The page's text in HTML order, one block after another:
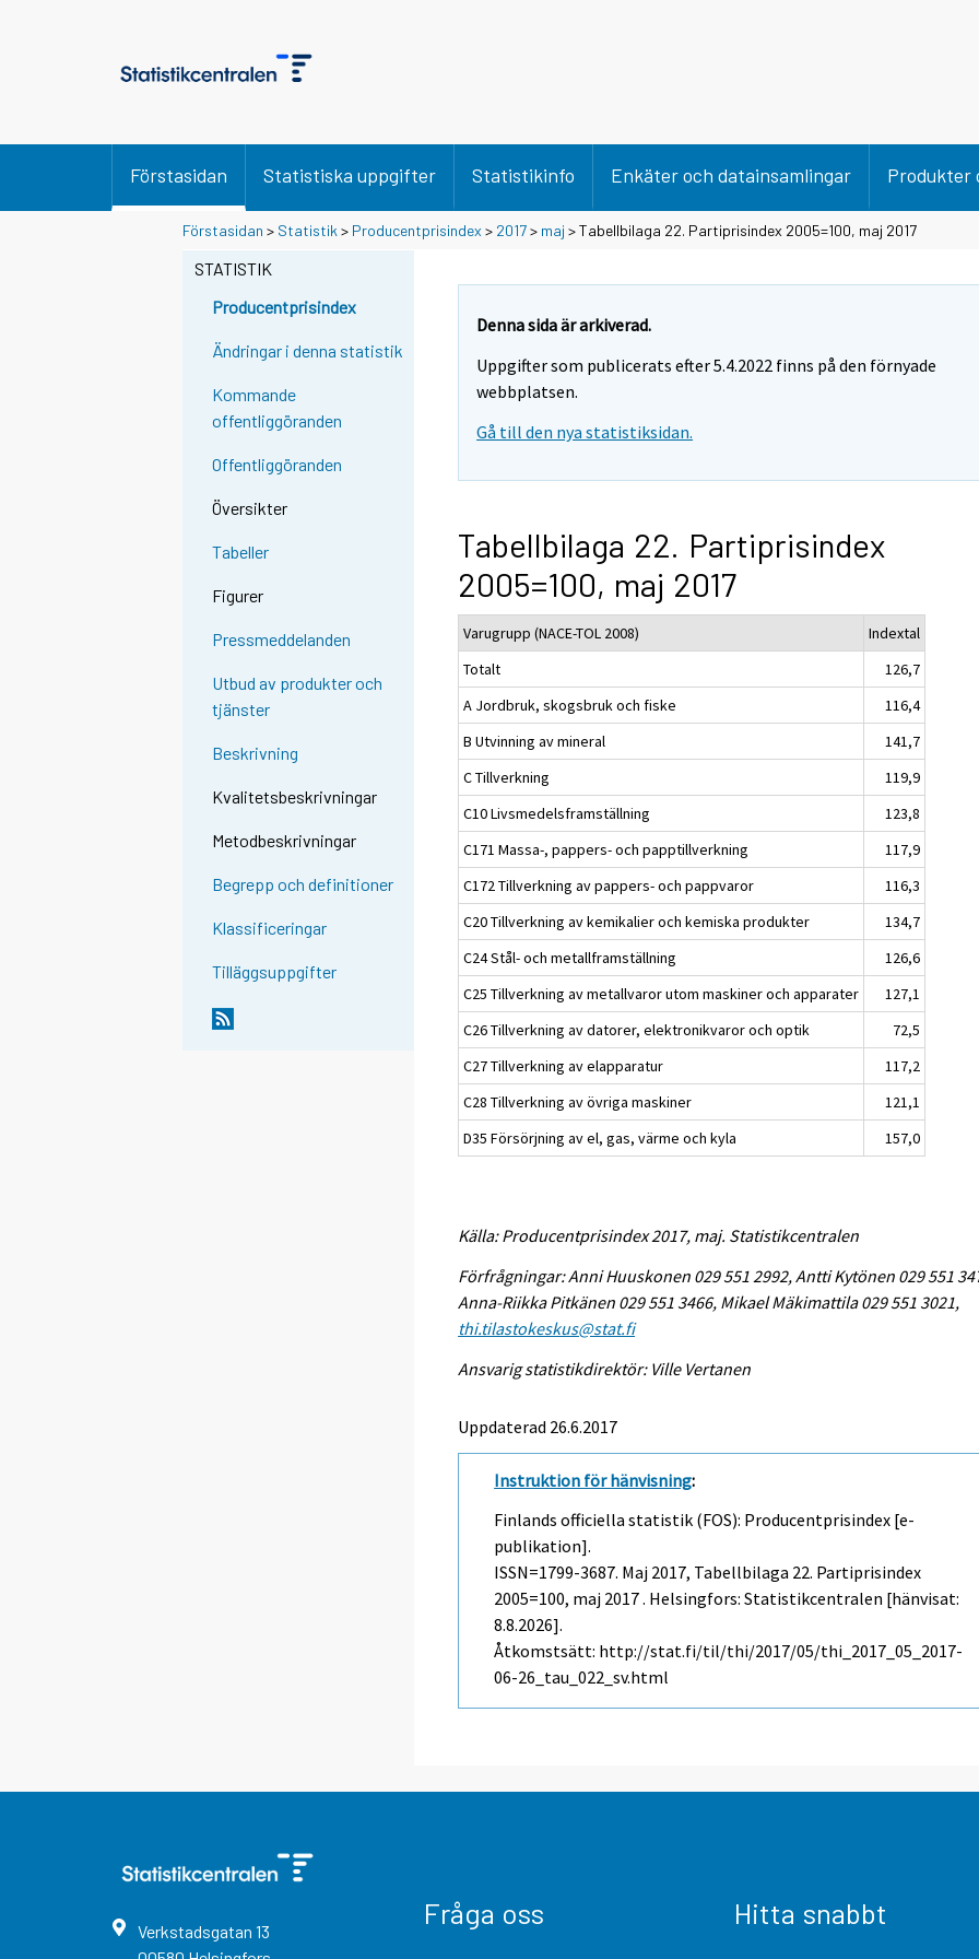
Förstasidan Statistiska uppgifter Statistikinfo Enkäter och datainsamlingar Produkter
Förstasidan > Statistik > Producentprisindex > 2017> maj > Tabellbilaga 22. Partiprisindex 2005=100, maj 2017
STATISTIK
Producentprisindex
Ändringar i denna statistik
Kommande
offentliggöranden
Offentliggöranden
Översikter
Tabeller
Figurer
Pressmeddelanden
Utbud av produkter och
tjänster
Beskrivning
Kvalitetsbeskrivningar
Metodbeskrivningar
Begrepp och definitioner
Klassificeringar
Tilläggsuppgifter
Denna sida är arkiverad.
Uppgifter som publicerats efter 5.4.2022 finns på den förnyade
webbplatsen.
Gå till den nya statistiksidan.
Tabellbilaga 22. Partiprisindex
2005=100, maj 2017
Varugrupp (NACE-TOL 2008)
Indextal
Totalt
126,7
A Jordbruk, skogsbruk och fiske
116,4
B Utvinning av mineral
141,7
C Tillverkning
119,9
C10 Livsmedelsframställning
123,8
C171 Massa-, pappers- och papptillverkning
117,9
C172 Tillverkning av pappers- och pappvaror
116,3
C20 Tillverkning av kemikalier och kemiska produkter
134,7
C24 Stål- och metallframställning
126,6
C25 Tillverkning av metallvaror utom maskiner och apparater
127,1
C26 Tillverkning av datorer, elektronikvaror och optik
72,5
C27 Tillverkning av elapparatur
117,2
C28 Tillverkning av övriga maskiner
121,1
D35 Försörjning av el, gas, värme och kyla
157,0
Källa: Producentprisindex 2017, maj. Statistikcentralen
Förfrågningar: Anni Huuskonen 029 551 2992, Antti Kytönen 029 551
Anna-Riikka Pitkänen 029 551 3466, Mikael Mäkimattila 029 551 3021,
thi.tilastokeskus@stat.fi
Ansvarig statistikdirektör: Ville Vertanen
Uppdaterad 26.6.2017
Instruktion för hänvisning:
Finlands officiella statistik (FOS): Producentprisindex [e-
publikation].
ISSN=1799-3687. Maj 2017, Tabellbilaga 22. Partiprisindex
2005=100, maj 2017 . Helsingfors: Statistikcentralen [hänvisat:
8.8.2026].
Åtkomstsätt: http://stat.fi/til/thi/2017/05/thi_2017_05_2017-
06-26_tau_022_sv.html
Verkstadsgatan 13
Fråga oss Hitta snabbt